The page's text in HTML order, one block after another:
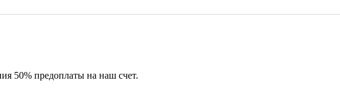
50% предоплаты на наш счет.